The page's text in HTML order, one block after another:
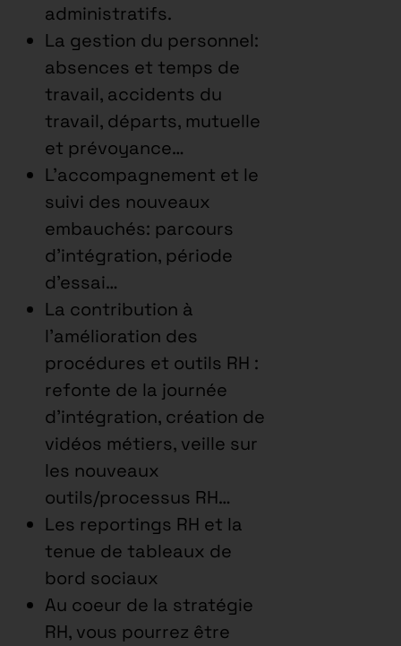
administratifs.
La gestion du personnel:
absences et temps de
travail, accidents du
travail, départs, mutuelle
et prévoyance…
L’accompagnement et le
suivi des nouveaux
embauchés: parcours
d’intégration, période
d’essai…
La contribution à
l’amélioration des
procédures et outils RH :
refonte de la journée
d’intégration, création de
vidéos métiers, veille sur
les nouveaux
outils/processus RH…
Les reportings RH et la
tenue de tableaux de
bord sociaux
Au coeur de la stratégie
RH, vous pourrez être